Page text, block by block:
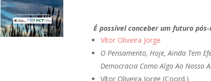
É possível conceber um futuro
Vítor Oliveira Jorge
O Pensamento, Hoje, Ainda Tem
Democracia Como Algo Ao Nosso
Vítor Oliveira Jorge (Coord.)